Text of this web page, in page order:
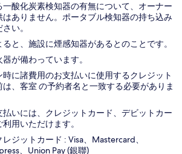
一酸化炭素検知器の有無について、オーナー
はありません。ポータブル検知器の持ち込み
い。
と、施設に煙感知器があるとのことです。
が備わっています。
に諸費用のお支払いに使用するクレジット
は、客室 の予約者名と一致する必要がありま
払いには、クレジットカード、デビットカー
用いただけます。
ジットカード : Visa、Mastercard、
、Union Pay (銀聯)